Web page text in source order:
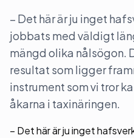
– Det här är ju inget
jobbats med väldigt
mängd olika nålsögon.
resultat som ligger
instrument som vi tror
åkarna i taxinäringen.
– Det här är ju inget